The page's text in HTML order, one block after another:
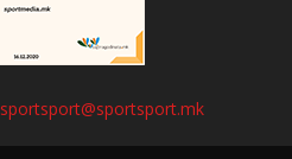
sportsport@sportsport.mk